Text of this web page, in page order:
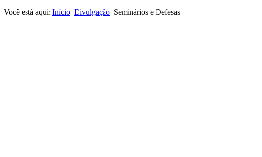
Você está aqui: Início Divulgação Seminários e Defesas